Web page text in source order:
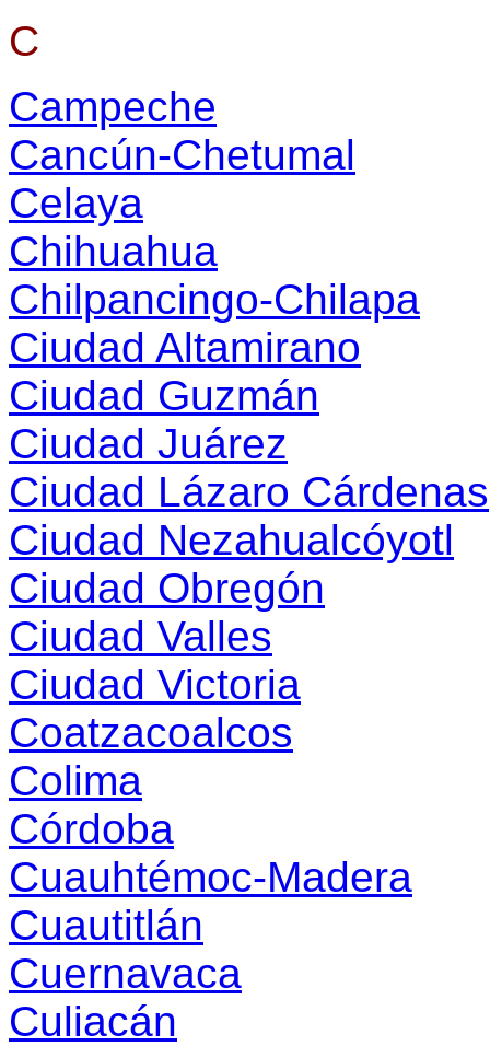
C
Campeche
Cancún-Chetumal
Celaya
Chihuahua
Chilpancingo-Chilapa
Ciudad Altamirano
Ciudad Guzmán
Ciudad Juárez
Ciudad Lázaro Cárdenas
Ciudad Nezahualcóyotl
Ciudad Obregón
Ciudad Valles
Ciudad Victoria
Coatzacoalcos
Colima
Córdoba
Cuauhtémoc-Madera
Cuautitlán
Cuernavaca
Culiacán